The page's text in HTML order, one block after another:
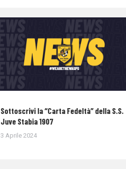
Sottoscrivi la “Carta Fedeltà” della S.S.
Juve Stabia 1907
3 Aprile 2024